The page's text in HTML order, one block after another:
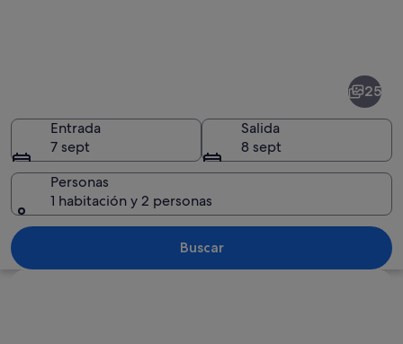
Costa rocosa con aguas turquesas
25
Entrada
7 sept
Salida
8 sept
Personas
1 habitación y 2 personas
Buscar